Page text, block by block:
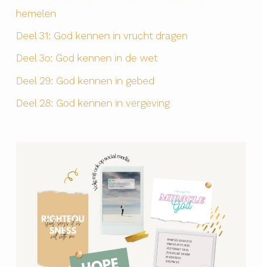
hemelen
Deel 31: God kennen in vrucht dragen
Deel 3o: God kennen in de wet
Deel 29: God kennen in gebed
Deel 28: God kennen in vergeving